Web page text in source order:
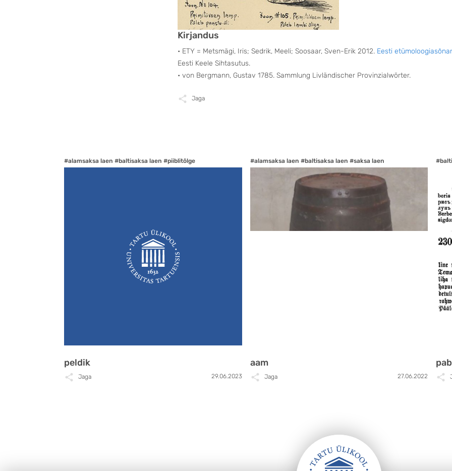
Kirjandus
• ETY = Metsmägi, Iris; Sedrik, Meeli; Soosaar, Sven-Erik 2012. Eesti
Eesti Keele Sihtasutus.
• von Bergmann, Gustav 1785. Sammlung Livländischer Provinzialwörter.
Jaga
#alamsaksa laen #baltisaksa laen #piiblitõlge
peldik
Jaga 29.06.2023
#alamsaksa laen #baltisaksa laen #saksa laen
aam
Jaga 27.06.2022